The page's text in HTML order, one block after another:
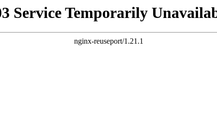
Service Temporarily
nginx-reuseport/1.21.1